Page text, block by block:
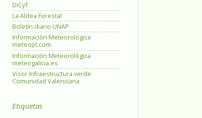
DiCyT
La Aldea Forestal
Boletín diario UNAP
Información Meteorológica
meteopt.com
Información Meteorológica
meteogalicia.es
Visor Infraestructura verde
Comunidad Valenciana
Etiquetas